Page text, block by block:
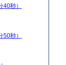
40秒）
50秒）